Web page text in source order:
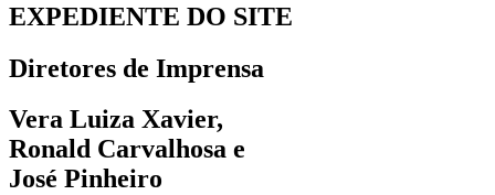
EXPEDIENTE DO SITE
Diretores de Imprensa
Vera Luiza Xavier,
Ronald Carvalhosa e
José Pinheiro